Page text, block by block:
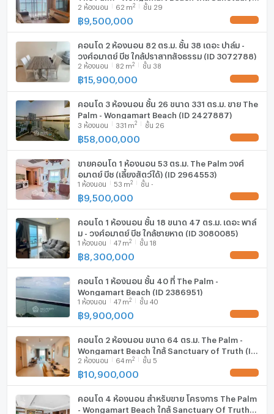
of Truth (ID 3041913)
2 ห้องนอน 62 m2 ชั้น 29
฿9,500,000
คอนโด 2 ห้องนอน 82 ตร.ม. ชั้น 38 เดอะ ปาล์ม -
วงศ์อมาตย์ บีช ใกล้ปราสาทสัจธรรม (ID 3072788)
2 ห้องนอน 82 m2 ชั้น 38
฿15,900,000
คอนโด 3 ห้องนอน ชั้น 26 ขนาด 331 ตร.ม. ขาย The
Palm - Wongamart Beach (ID 2427887)
3 ห้องนอน 331 m2 ชั้น 26
฿58,000,000
ขายคอนโด 1 ห้องนอน 53 ตร.ม. The Palm วงศ์
อมาตย์ บีช (เลี้ยงสัตว์ได้) (ID 2964553)
1 ห้องนอน 53 m2 ชั้น -
฿9,500,000
คอนโด 1 ห้องนอน ชั้น 18 ขนาด 47 ตร.ม. เดอะ พาล์
ม - วงศ์อมาตย์ บีช ใกล้ชายหาด (ID 3080085)
1 ห้องนอน 47 m2 ชั้น 18
฿8,300,000
คอนโด 1 ห้องนอน ชั้น 40 ที่ The Palm -
Wongamart Beach (ID 2386951)
1 ห้องนอน 47 m2 ชั้น 40
฿9,900,000
คอนโด 2 ห้องนอน ขนาด 64 ตร.ม. The Palm -
Wongamart Beach ใกล้ Sanctuary of Truth (ID
1552358)
2 ห้องนอน 64 m2 ชั้น 5
฿10,900,000
คอนโด 4 ห้องนอน สำหรับขาย โครงการ The Palm
- Wongamart Beach ใกล้ Sanctuary Of Truth